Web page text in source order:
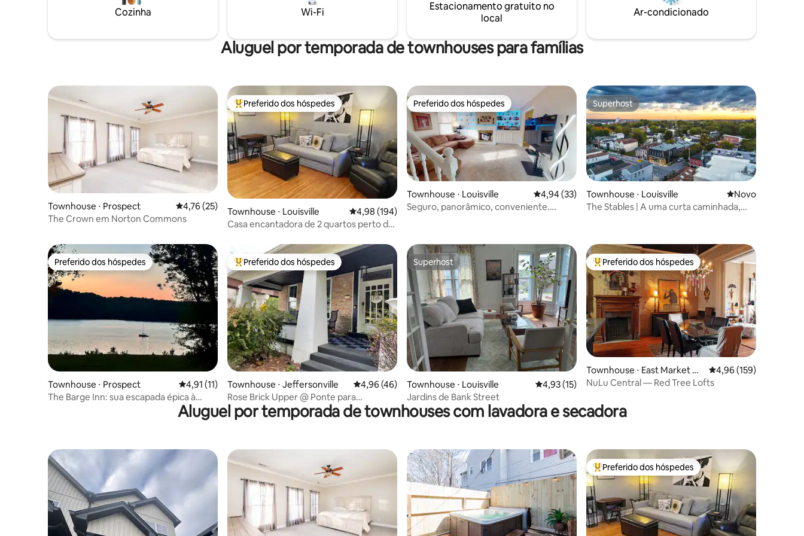
jantar com mesa e seis cadeiras. Tem
uma grande porta deslizante na cozinha
Cozinha Wi-Fi
Estacionamento gratuito no
local
Ar-condicionado
Aluguel por temporada de townhouses para famílias
Townhouse ⋅ Prospect 4,76 de uma avaliação média de 5, 25 avaliações
4,76 (25)
The Crown em Norton Commons
Entre os melhores preferidos dos hóspedes
Preferido dos hóspedes
Townhouse ⋅ Louisville 4,98 de uma avaliação média de 5, 194 avaliações
4,98 (194)
Casa encantadora de 2 quartos perto de
Preferido dos hóspedes
Preferido dos hóspedes
Townhouse ⋅ Louisville 4,94 de uma avaliação média de 5, 33 avaliações
4,94 (33)
Seguro, panorâmico, conveniente.
Superhost
Superhost
Townhouse ⋅ Louisville Novo lugar para
Novo
The Stables | A uma curta caminhada,
Preferido dos hóspedes
Preferido dos hóspedes
Townhouse ⋅ Prospect 4,91 de uma avaliação média de 5, 11 avaliações
4,91 (11)
The Barge Inn: sua escapada épica à
Entre os melhores preferidos dos hóspedes
Preferido dos hóspedes
Townhouse ⋅ Jeffersonville 4,96 de uma avaliação média de 5, 46 avaliações
4,96 (46)
Rose Brick Upper @ Ponte para
pedestres até Louisville
Superhost
Superhost
Townhouse ⋅ Louisville 4,93 de uma avaliação média de 5, 15 avaliações
4,93 (15)
Jardins de Bank Street
Entre os melhores preferidos dos hóspedes
Preferido dos hóspedes
Townhouse ⋅ East Market Di
strict
4,96 de uma avaliação
4,96 (159)
NuLu Central — Red Tree Lofts
Aluguel por temporada de townhouses com lavadora e secadora
Entre os melhores preferidos dos hóspedes
Preferido dos hóspedes